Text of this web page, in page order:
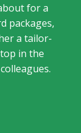
for a
packages,
a tailor-
in the